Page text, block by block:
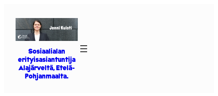
sisältöön
Sosiaalialan
erityisasiantuntija
Alajärveltä, Etelä-
Pohjanmaalta.